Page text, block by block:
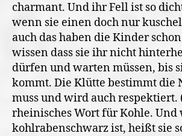
charmant. Und ihr Fell ist so
wenn sie einen doch nur
auch das haben die Kinder
wissen dass sie ihr nicht
dürfen und warten müssen, bis
kommt. Die Klütte bestimmt die
muss und wird auch respektiert.
rheinisches Wort für Kohle.
kohlrabenschwarz ist, heißt sie